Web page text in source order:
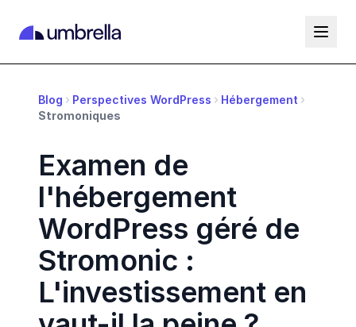
Blog Perspectives WordPress
Hébergement
Stromoniques
Examen de
l'hébergement
WordPress géré de
Stromonic :
L'investissement en